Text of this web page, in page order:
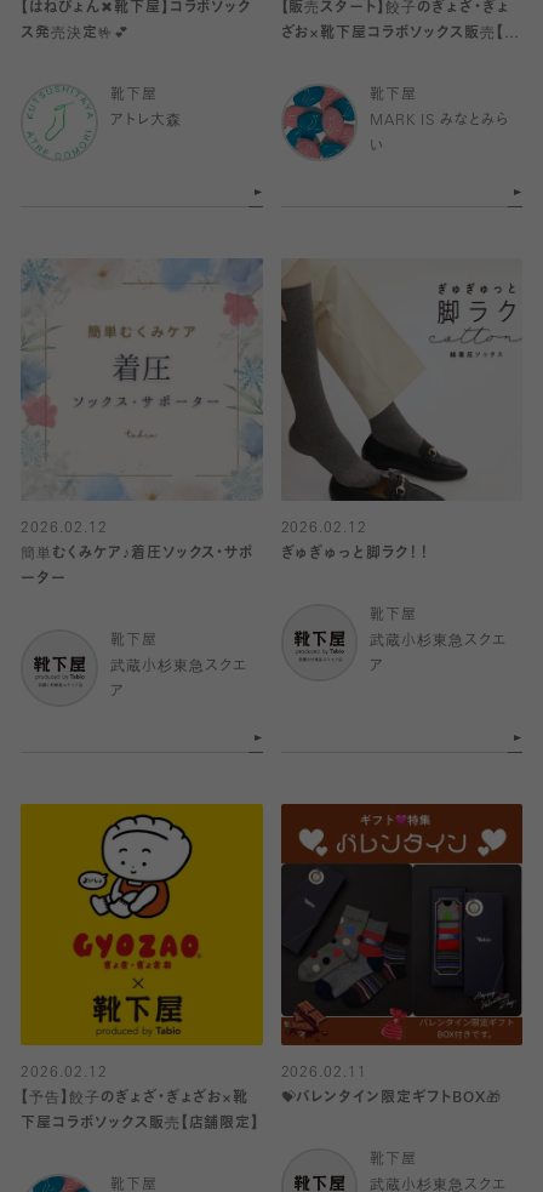
【はねぴょん✖︎靴下屋】コラボソック
ス発売決定🤟💕
靴下屋
アトレ大森
【販売スタート】餃子のぎょざ・ぎょ
ざお×靴下屋コラボソックス販売【店
靴下屋
MARK IS みなとみら
い
2026.02.12
簡単むくみケア♪着圧ソックス・サポ
ーター
靴下屋
武蔵小杉東急スクエ
ア
2026.02.12
ぎゅぎゅっと脚ラク！！
靴下屋
武蔵小杉東急スクエ
ア
2026.02.12
【予告】餃子のぎょざ・ぎょざお×靴
下屋コラボソックス販売【店舗限定】
靴下屋
2026.02.11
💝バレンタイン限定ギフトBOX🎁
靴下屋
武蔵小杉東急スクエ